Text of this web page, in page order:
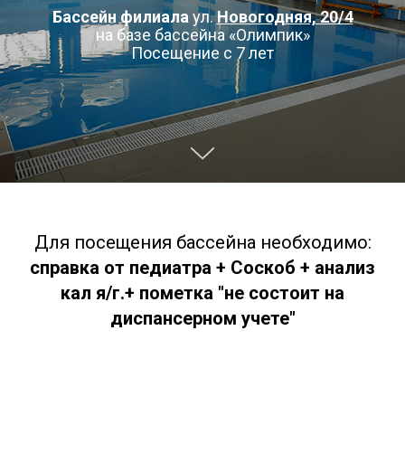
Бассейн филиала ул.Новогодняя, 20/4
на базе бассейна «Олимпик»
Посещение с 7 лет
Для посещения бассейна необходимо:
справка от педиатра + Соскоб + анализ
кал я/г.+ пометка "не состоит на
диспансерном учете"